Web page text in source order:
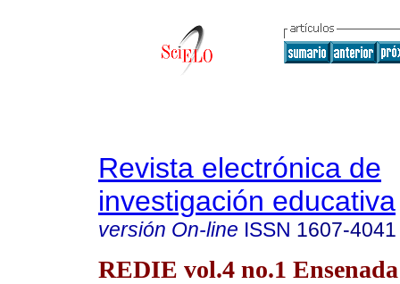
Revista electrónica de
investigación educativa
versión On-line ISSN 1607-4041
REDIE vol.4 no.1